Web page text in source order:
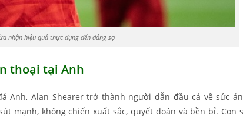
nhận hiệu quả thực dụng đến đáng sợ
thoại tại Anh
Anh, Alan Shearer trở thành người dẫn đầu cả về sức
mạnh, không chiến xuất sắc, quyết đoán và bền bỉ. Con